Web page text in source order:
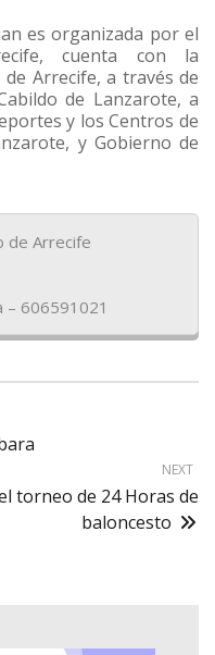
es organizada por el
cuenta con la
Arrecife, a través de
de Lanzarote, a
y los Centros de
y Gobierno de
de Arrecife
– 606591021
NEXT
torneo de 24 Horas de
baloncesto